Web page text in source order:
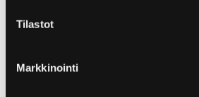
Tilastot
Markkinointi